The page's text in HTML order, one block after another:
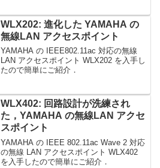
した AtermWG180...
WLX202: 進化した YAMAHA の
無線LAN アクセスポイント
YAMAHA の IEEE802.11ac 対応の無線
LAN アクセスポイント WLX202 を入手し
たので簡単にご紹介．
WLX402: 回路設計が洗練され
た，YAMAHA の無線LAN アクセ
スポイント
YAMAHA の IEEE 802.11ac Wave 2 対応
の無線 LAN アクセスポイント WLX402
を入手したので簡単にご紹介．